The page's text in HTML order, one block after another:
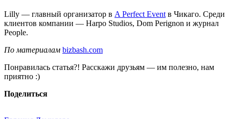
Lilly — главный организатор в A Perfect Event в Чикаго. Среди
клиентов компании — Harpo Studios, Dom Perignon и журнал
People.
По материалам bizbash.com
Понравилась статья?! Расскажи друзьям — им полезно, нам
приятно :)
Поделиться